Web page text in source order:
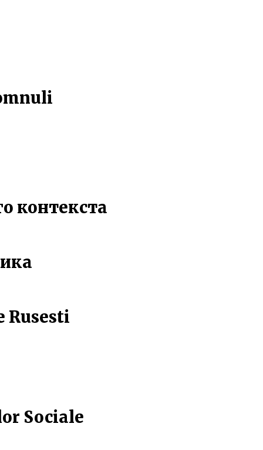
контекста
Rusesti
Sociale